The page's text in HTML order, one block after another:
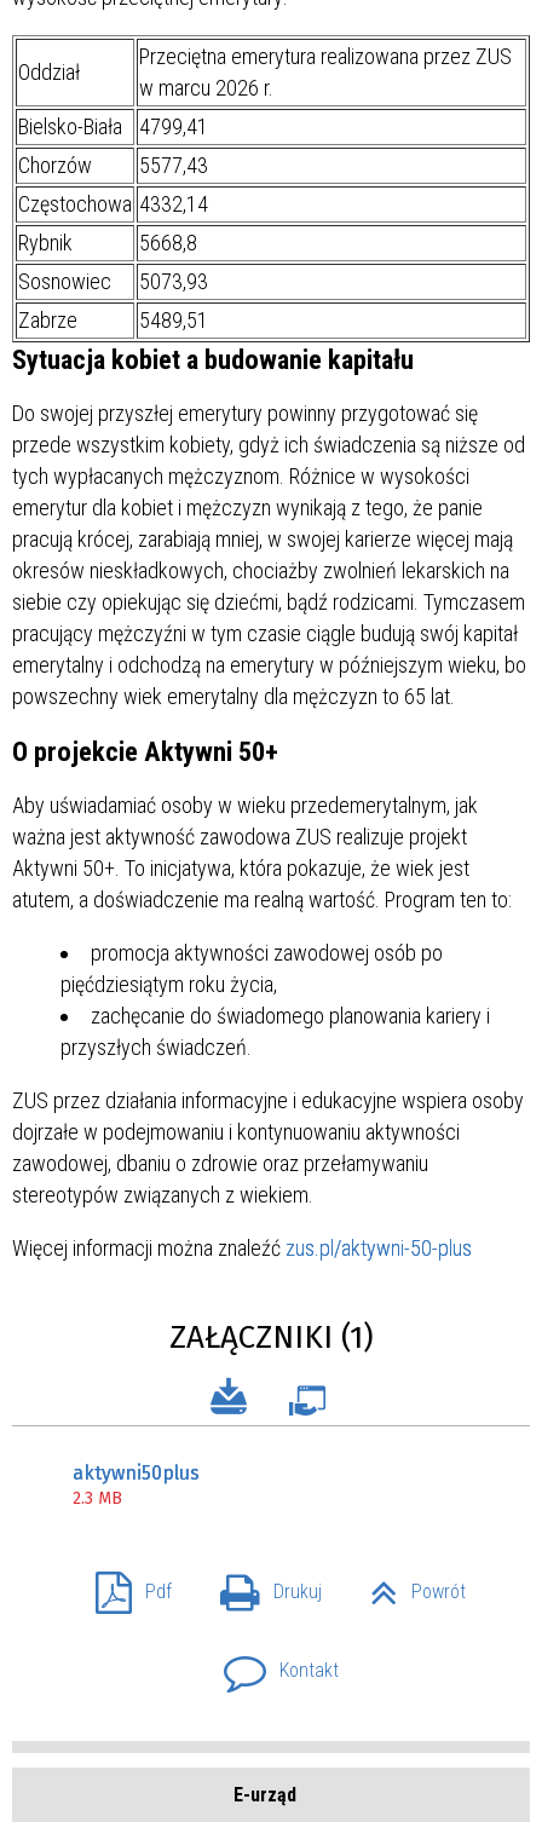
Oddział
Przeciętna emerytura realizowana przez ZUS
w marcu 2026 r.
Bielsko-Biała
4799,41
Chorzów
5577,43
Częstochowa 4332,14
Rybnik
5668,8
Sosnowiec
5073,93
Zabrze
5489,51
Sytuacja kobiet a budowanie kapitału
Do swojej przyszłej emerytury powinny przygotować się
przede wszystkim kobiety, gdyż ich świadczenia są niższe od
tych wypłacanych mężczyznom. Różnice w wysokości
emerytur dla kobiet i mężczyzn wynikają z tego, że panie
pracują krócej, zarabiają mniej, w swojej karierze więcej mają
okresów nieskładkowych, chociażby zwolnień lekarskich na
siebie czy opiekując się dziećmi, bądź rodzicami. Tymczasem
pracujący mężczyźni w tym czasie ciągle budują swój kapitał
emerytalny i odchodzą na emerytury w późniejszym wieku, bo
powszechny wiek emerytalny dla mężczyzn to 65 lat.
O projekcie Aktywni 50+
Aby uświadamiać osoby w wieku przedemerytalnym, jak
ważna jest aktywność zawodowa ZUS realizuje projekt
Aktywni 50+. To inicjatywa, która pokazuje, że wiek jest
atutem, a doświadczenie ma realną wartość. Program ten to:
promocja aktywności zawodowej osób po
pięćdziesiątym roku życia,
zachęcanie do świadomego planowania kariery i
przyszłych świadczeń.
ZUS przez działania informacyjne i edukacyjne wspiera osoby
dojrzałe w podejmowaniu i kontynuowaniu aktywności
zawodowej, dbaniu o zdrowie oraz przełamywaniu
stereotypów związanych z wiekiem.
Więcej informacji można znaleźć zus.pl/aktywni-50-plus
ZAŁĄCZNIKI (1)
aktywni50plus
2.3 MB
Pdf Drukuj Powrót
Kontakt
E-urząd